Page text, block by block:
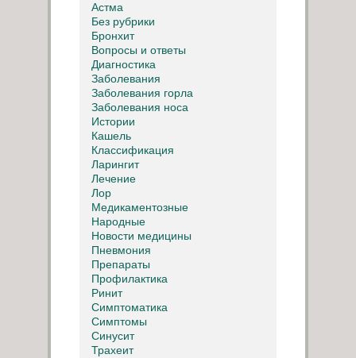
Астма
Без рубрики
Бронхит
Вопросы и ответы
Диагностика
Заболевания
Заболевания горла
Заболевания носа
Истории
Кашель
Классификация
Ларингит
Лечение
Лор
Медикаментозные
Народные
Новости медицины
Пневмония
Препараты
Профилактика
Ринит
Симптоматика
Симптомы
Синусит
Трахеит